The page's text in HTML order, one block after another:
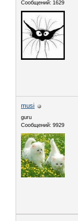
Сообщений: 1629
musi
guru
Сообщений: 9929